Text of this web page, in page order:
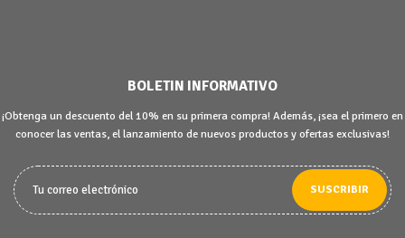
BOLETIN INFORMATIVO
¡Obtenga un descuento del 10% en su primera compra! Además, ¡sea el primero en
conocer las ventas, el lanzamiento de nuevos productos y ofertas exclusivas!
SUSCRIBIR